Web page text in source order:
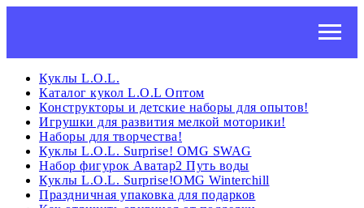
Куклы L.O.L.
Каталог кукол L.O.L Оптом
Конструкторы и детские наборы для опытов!
Игрушки для развития мелкой моторики!
Наборы для творчества!
Куклы L.O.L. Surprise! OMG SWAG
Набор фигурок Аватар2 Путь воды
Куклы L.O.L. Surprise!OMG Winterchill
Праздничная упаковка для подарков